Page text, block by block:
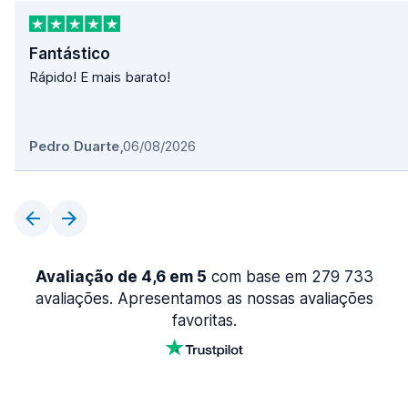
Fantástico
Rápido! E mais barato!
Pedro Duarte,06/08/2026
Avaliação de 4,6 em 5 com base em 279 733
avaliações. Apresentamos as nossas avaliações
favoritas.